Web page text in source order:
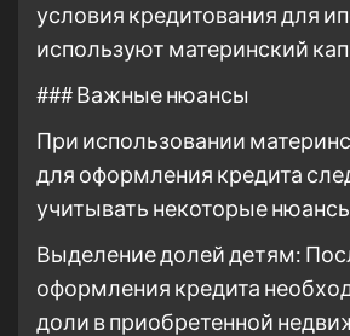
условия кредитования для
используют материнский
### Важные нюансы
При использовании
для оформления кредита
учитывать некоторые
Выделение долей детям:
оформления кредита
доли в приобретенной